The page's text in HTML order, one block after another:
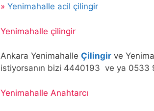
» Yenimahalle acil çilingir
Yenimahalle çilingir
Ankara Yenimahalle Çilingir ve
istiyorsanın bizi 4440193 ve ya 0533
Yenimahalle Anahtarcı